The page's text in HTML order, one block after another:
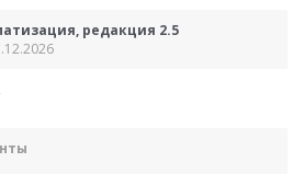
редакция 2.5